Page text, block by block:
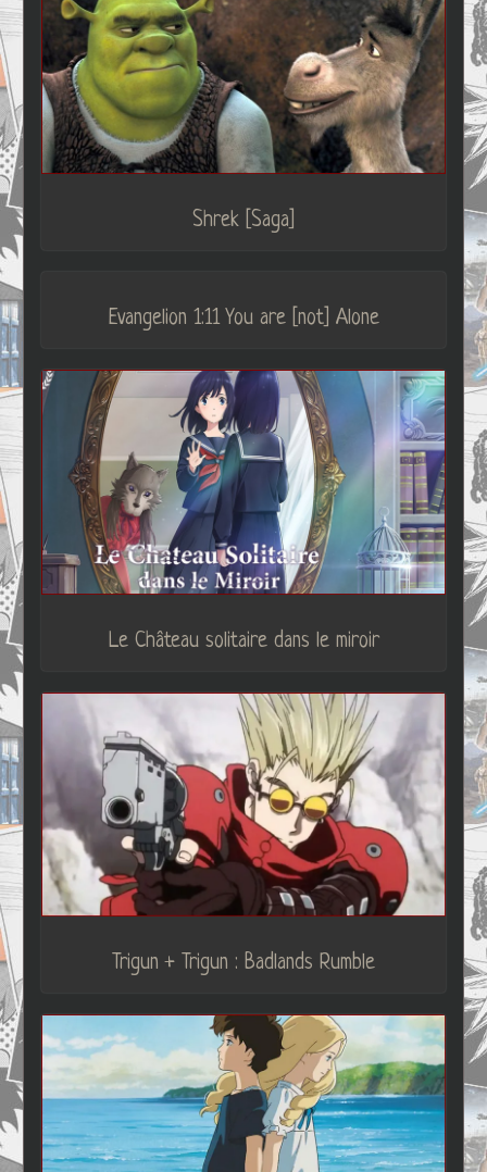
Shrek [Saga]
Evangelion 1:11 You are [not] Alone
Le Château solitaire dans le miroir
Trigun + Trigun : Badlands Rumble